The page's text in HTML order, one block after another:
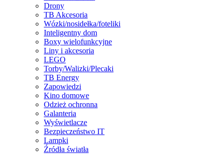
Drony
TB Akcesoria
Wózki/nosidełka/foteliki
Inteligentny dom
Boxy wielofunkcyjne
Liny i akcesoria
LEGO
Torby/Walizki/Plecaki
TB Energy
Zapowiedzi
Kino domowe
Odzież ochronna
Galanteria
Wyświetlacze
Bezpieczeństwo IT
Lampki
Źródła światła